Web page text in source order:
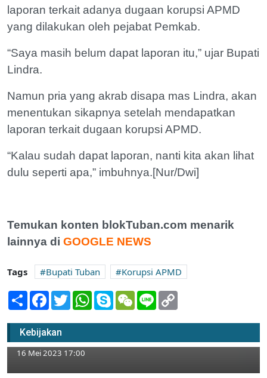
laporan terkait adanya dugaan korupsi APMD
yang dilakukan oleh pejabat Pemkab.
“Saya masih belum dapat laporan itu,” ujar Bupati
Lindra.
Namun pria yang akrab disapa mas Lindra, akan
menentukan sikapnya setelah mendapatkan
laporan terkait dugaan korupsi APMD.
“Kalau sudah dapat laporan, nanti kita akan lihat
dulu seperti apa,” imbuhnya.[Nur/Dwi]
Temukan konten blokTuban.com menarik
lainnya di GOOGLE NEWS
Tags Bupati Tuban
Korupsi APMD
Share Facebook
TwitterWhatsApp
SkypeWeChatLine
Kebijakan
Wakil Ketua DPRD Tuban Langgar Aturan
Lalulintas, Polisi: Akan Diajak Sosialisasi
Berkendara yang Benar
16 Mei 2023 17:00